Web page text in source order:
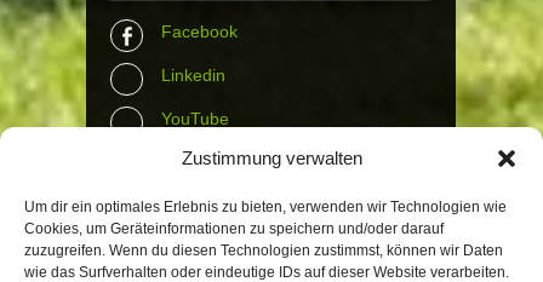
Zustimmung verwalten
Um dir ein optimales Erlebnis zu bieten, verwenden wir Technologien wie
Cookies, um Geräteinformationen zu speichern und/oder darauf
zuzugreifen. Wenn du diesen Technologien zustimmst, können wir Daten
wie das Surfverhalten oder eindeutige IDs auf dieser Website verarbeiten.
Facebook
Linkedin
YouTube
Instagram
Tumblr